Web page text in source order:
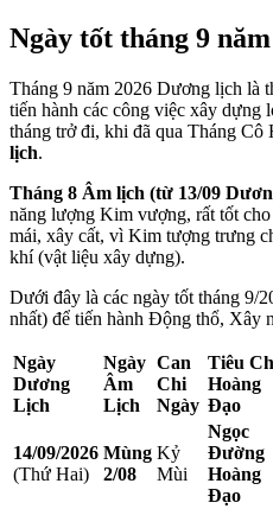
Ngày tốt tháng 9
Tháng 9 năm 2026 Dương lịch là
tiến hành các công việc xây dựng
tháng trở đi, khi đã qua Tháng Cô
lịch.
Tháng 8 Âm lịch (từ 13/09
năng lượng Kim vượng, rất tốt
mái, xây cất, vì Kim tượng trưng
khí (vật liệu xây dựng).
Dưới đây là các ngày tốt tháng 9/
nhất) để tiến hành Động thổ, Xây
Ngày
Dương
Lịch
Ngày
Âm
Lịch
Can
Chi
Ngày
Tiêu
Hoàng
Đạo
14/09/2026
(Thứ Hai)
Mùng
2/08
Kỷ
Mùi
Ngọc
Đường
Hoàng
Đạo